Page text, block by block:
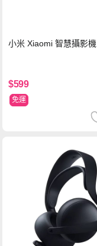
小米 Xiaomi 智慧攝影
$599
免運